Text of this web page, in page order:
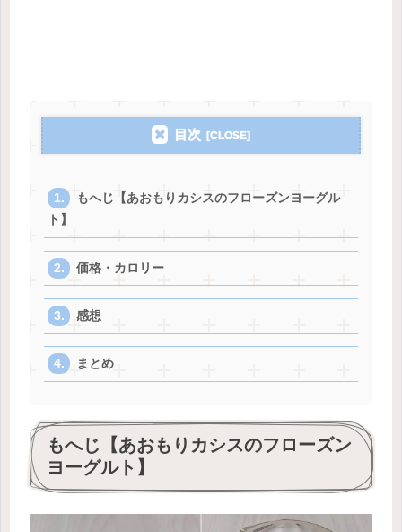
目次
もへじ【あおもりカシスのフローズンヨーグル
ト】
価格・カロリー
感想
まとめ
もへじ【あおもりカシスのフローズン
ヨーグルト】